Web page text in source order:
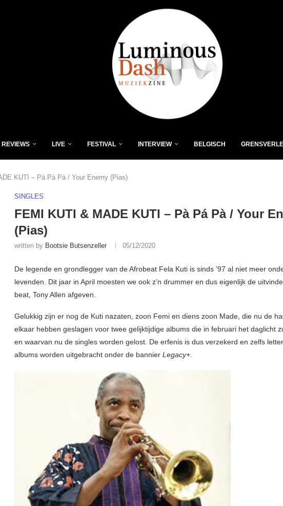
REVIEWS LIVE FESTIVAL INTERVIEW BELGISCH
KUTI – Pà Pá Pà / Your Enemy (Pias)
SINGLES
FEMI KUTI & MADE KUTI – Pà Pá Pà / Your
(Pias)
written by Bootsie Butsenzeller 05/12/2020
De legende en grondlegger van de Afrobeat Fela Kuti is sinds ’97 al niet meer
levenden. Dit jaar in April moesten we ook z’n drummer en dus eigenlijk de
beat, Tony Allen afgeven.
Gelukkig zijn er nog de Kuti nazaten, zoon Femi en diens zoon Made, die nu de
elkaar hebben geslagen voor twee gelijktijdige albums die in februari het daglicht
en waarvan nu de singles worden gelost. De erfenis is dus verzekerd en zelfs
albums worden uitgebracht onder de bannier Legacy+.